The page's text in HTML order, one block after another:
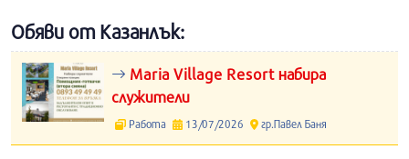
Обяви от Казанлък:
Maria Village Resort набира
служители
Работа 13/07/2026 гр.Павел Баня